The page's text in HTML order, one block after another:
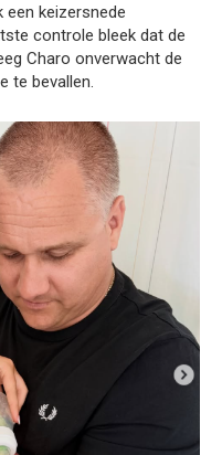
een keizersnede
controle bleek dat de
Charo onverwacht de
te bevallen.